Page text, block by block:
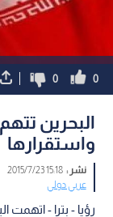
0
0
البحرين
واستقرارها
نشر :15:18 2015/7/23
عربي دولي
رؤيا - بترا - اتهمت